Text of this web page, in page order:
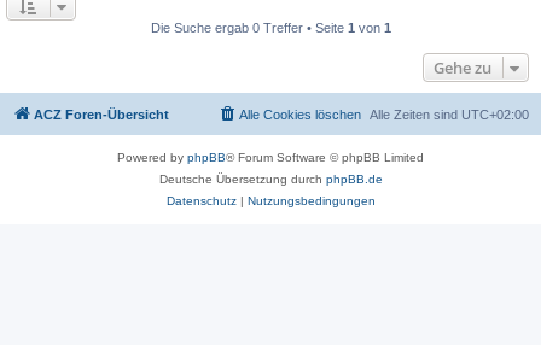
Die Suche ergab 0 Treffer • Seite 1 von 1
Gehe zu
ACZ Foren-Übersicht Alle Zeiten sind UTC+02:00
Alle Cookies löschen
Powered by phpBB® Forum Software © phpBB Limited
Deutsche Übersetzung durch phpBB.de
Datenschutz| Nutzungsbedingungen